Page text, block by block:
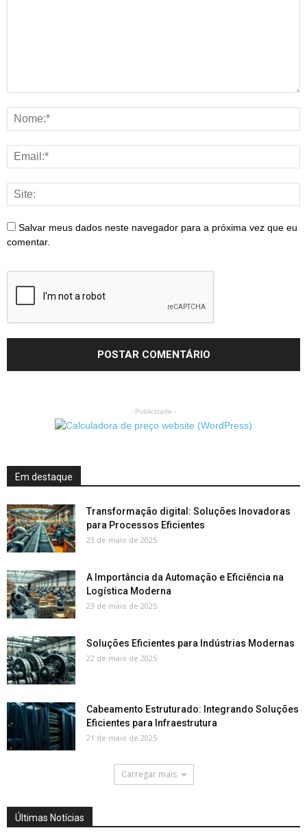
Salvar meus dados neste navegador para a próxima vez que eu
comentar.
- Publicidade -
Em destaque
Transformação digital: Soluções Inovadoras
para Processos Eficientes
23 de maio de 2025
A Importância da Automação e Eficiência na
Logística Moderna
23 de maio de 2025
Soluções Eficientes para Indústrias Modernas
22 de maio de 2025
Cabeamento Estruturado: Integrando Soluções
Eficientes para Infraestrutura
21 de maio de 2025
Carregar mais
Últimas Notícias